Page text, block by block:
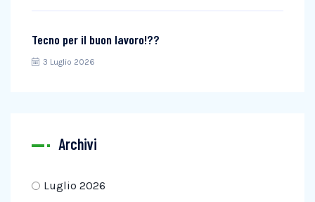
Tecno per il buon lavoro!??
3 Luglio 2026
Archivi
Luglio 2026